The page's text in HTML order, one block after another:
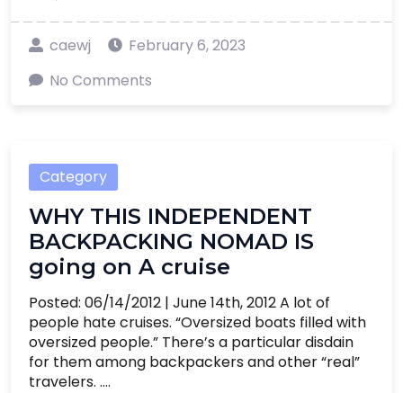
caewj
February 6, 2023
No Comments
Category
WHY THIS INDEPENDENT
BACKPACKING NOMAD IS
going on A cruise
Posted: 06/14/2012 | June 14th, 2012 A lot of
people hate cruises. “Oversized boats filled with
oversized people.” There’s a particular disdain
for them among backpackers and other “real”
travelers. ....